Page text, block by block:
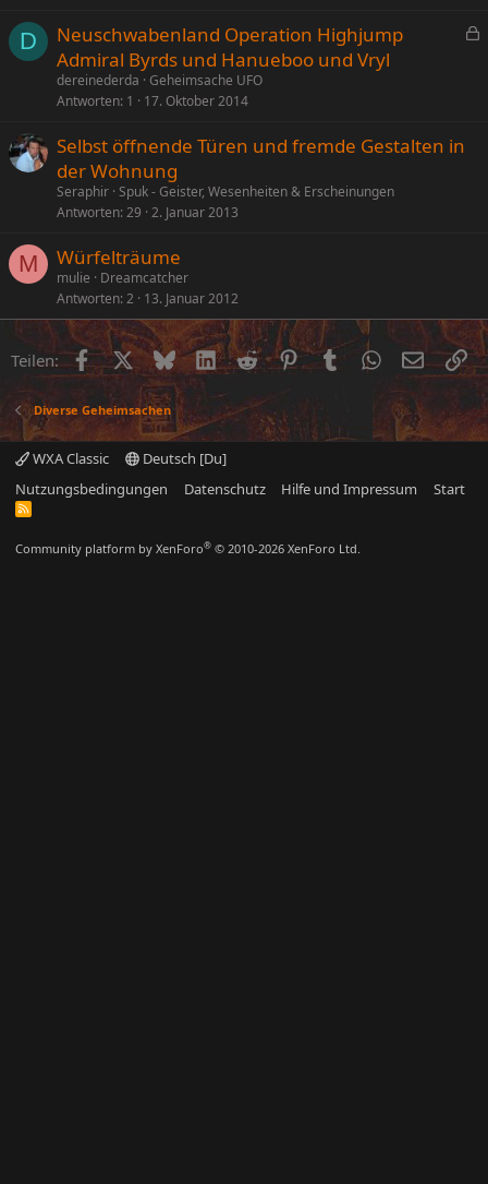
D
Neuschwabenland Operation Highjump
Admiral Byrds und Hanueboo und Vryl
dereinederda
Geheimsache UFO
Antworten 1 17. Oktober 2014
Selbst öffnende Türen und fremde Gestalten in
der Wohnung
Seraphir Spuk - Geister, Wesenheiten & Erscheinungen
Antworten 29 2. Januar 2013
M Würfelträume
mulie
Dreamcatcher
Antworten 2 13. Januar 2012
Teilen: FacebookX (Twitter)
BlueskyLinkedInRedditPinterestTumblr WhatsApp
E-Mail
Diverse Geheimsachen
WXA Classic
Deutsch [Du]
Nutzungsbedingungen
Datenschutz Hilfe und Impressum Start
R
Community platform by XenForo® © 2010-2026 XenForo Ltd.